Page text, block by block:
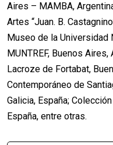
Aires – MAMBA,
Artes “Juan. B.
Museo de la Universidad
MUNTREF, Buenos
Lacroze de Fortabat,
Contemporáneo de
Galicia, España;
España, entre otras.